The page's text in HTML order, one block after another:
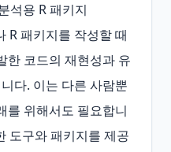
석용 R 패키지
패키지를 작성할 때
한 코드의 재현성과 유
다. 이는 다른 사람뿐
를 위해서도 필요합니
도구와 패키지를 제공